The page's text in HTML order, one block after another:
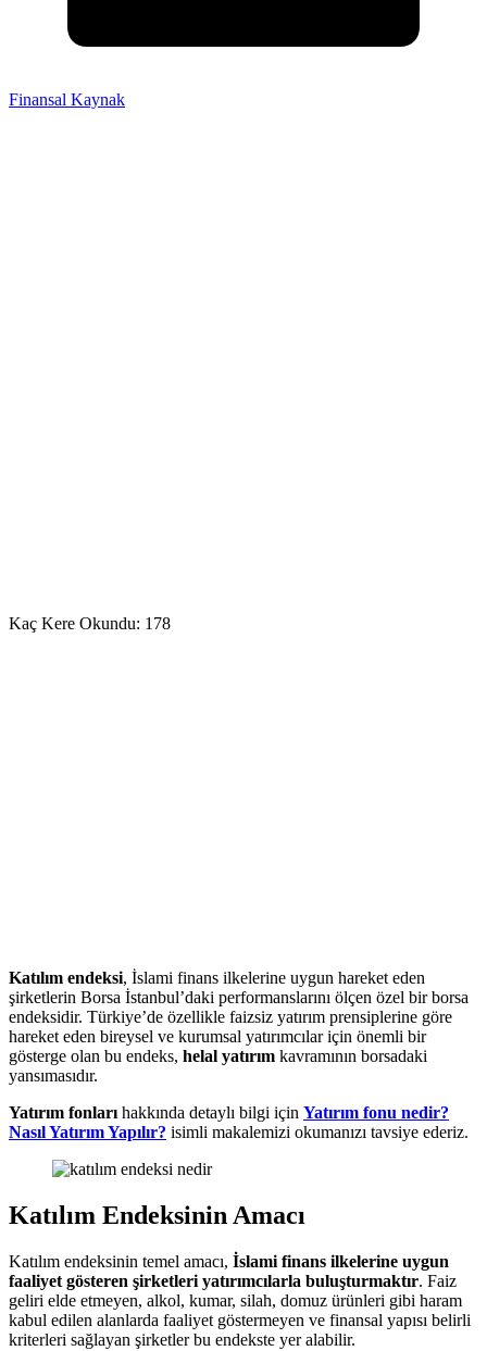
Finansal Kaynak
Kaç Kere Okundu: 178
Katılım endeksi, İslami finans ilkelerine uygun hareket eden
şirketlerin Borsa İstanbul’daki performanslarını ölçen özel bir borsa
endeksidir. Türkiye’de özellikle faizsiz yatırım prensiplerine göre
hareket eden bireysel ve kurumsal yatırımcılar için önemli bir
gösterge olan bu endeks, helal yatırım kavramının borsadaki
yansımasıdır.
Yatırım fonları hakkında detaylı bilgi için Yatırım fonu nedir?
Nasıl Yatırım Yapılır? isimli makalemizi okumanızı tavsiye ederiz.
Katılım Endeksinin Amacı
Katılım endeksinin temel amacı, İslami finans ilkelerine uygun
faaliyet gösteren şirketleri yatırımcılarla buluşturmaktır. Faiz
geliri elde etmeyen, alkol, kumar, silah, domuz ürünleri gibi haram
kabul edilen alanlarda faaliyet göstermeyen ve finansal yapısı belirli
kriterleri sağlayan şirketler bu endekste yer alabilir.